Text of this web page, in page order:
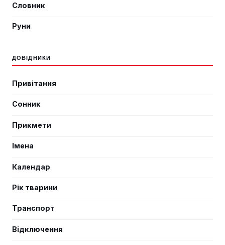
Словник
Руни
ДОВІДНИКИ
Привітання
Сонник
Прикмети
Імена
Календар
Рік тварини
Транспорт
Відключення